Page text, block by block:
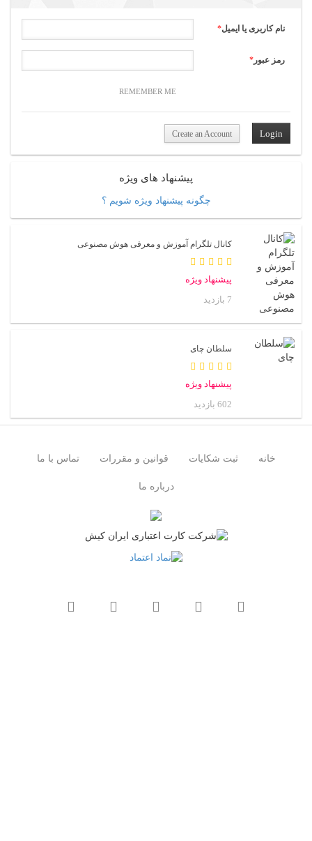
نام کاربری یا ایمیل*
رمز عبور *
REMEMBER ME
Create an Account
پیشنهاد های ویژه
چگونه پیشنهاد ویژه شویم ؟
کانال تلگرام آموزش و معرفی هوش مصنوعی
پیشنهاد ویژه
7 بازدید
سلطان چای
پیشنهاد ویژه
602 بازدید
خانه ثبت شکایات قوانین و مقررات تماس با ما
درباره ما